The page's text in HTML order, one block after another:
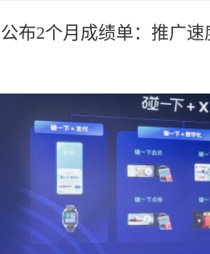
布2个月成绩单：推广